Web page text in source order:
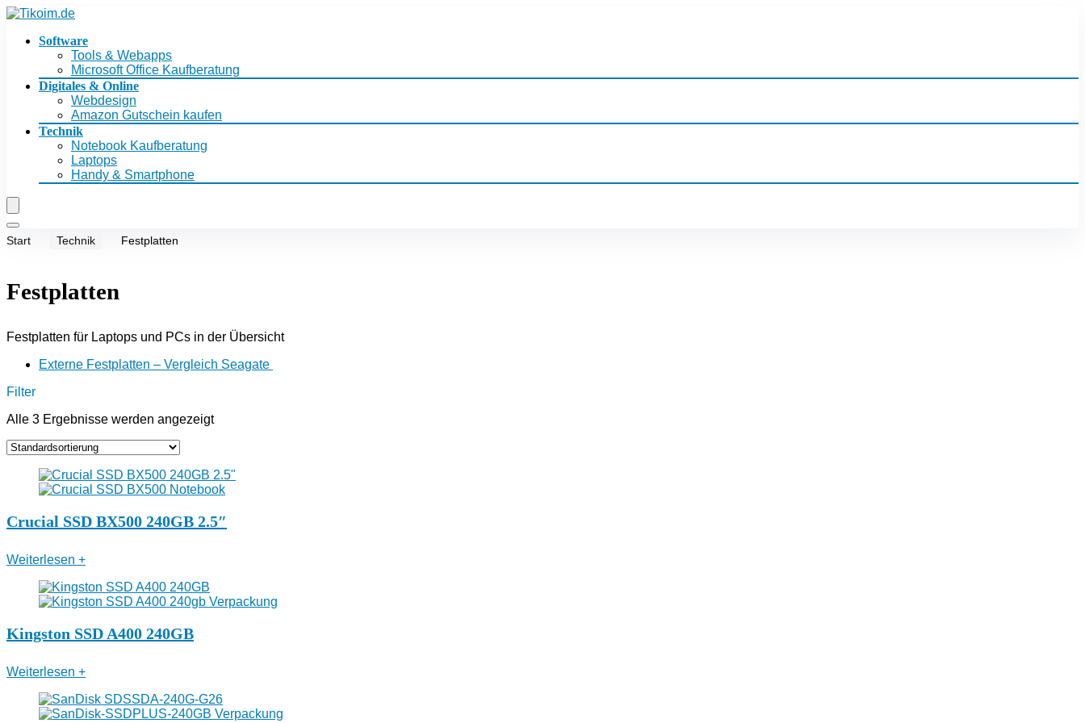
Software
Tools & Webapps
Microsoft Office Kaufberatung
Digitales & Online
Webdesign
Amazon Gutschein kaufen
Technik
Notebook Kaufberatung
Laptops
Handy & Smartphone
Start Technik Festplatten
Festplatten
Festplatten für Laptops und PCs in der Übersicht
Externe Festplatten – Vergleich Seagate
Filter
Alle 3 Ergebnisse werden angezeigt
Crucial SSD BX500 240GB 2.5″
Weiterlesen +
Kingston SSD A400 240GB
Weiterlesen +